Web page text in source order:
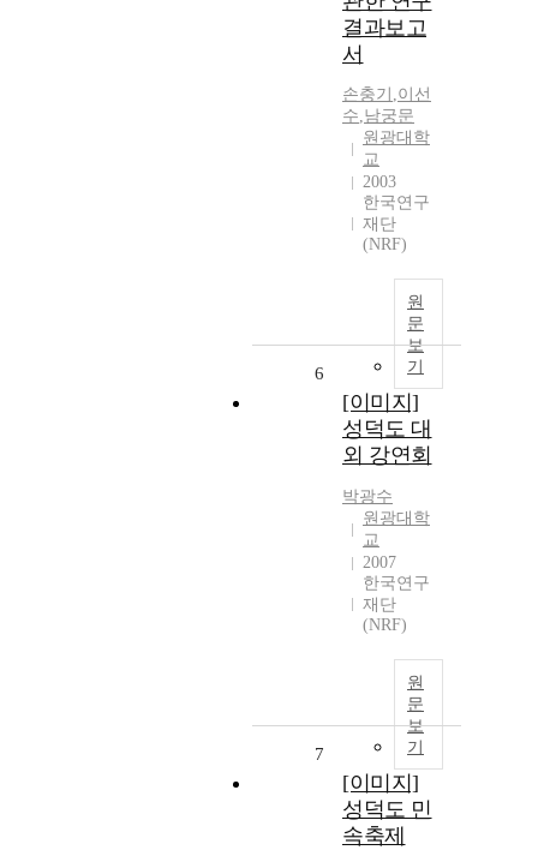
결과보고
서
손충기 ,이선
수,남궁문
원광대학
교
2003
한국연구
재단
(NRF)
원
문
보
기
6
[이미지]
성덕도 대
외 강연회
박광수
원광대학
교
2007
한국연구
재단
(NRF)
원
문
보
기
7
[이미지]
성덕도 민
속축제